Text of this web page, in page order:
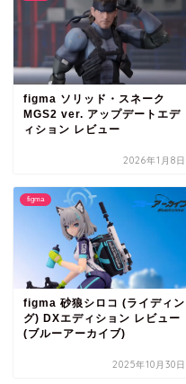
figma ソリッド・スネーク
MGS2 ver. アップデートエデ
ィション レビュー
2026年1月8日
figma
figma 砂狼シロコ (ライディン
グ) DXエディション レビュー
(ブルーアーカイブ)
2025年10月30日